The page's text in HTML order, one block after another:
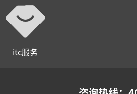
itc服务